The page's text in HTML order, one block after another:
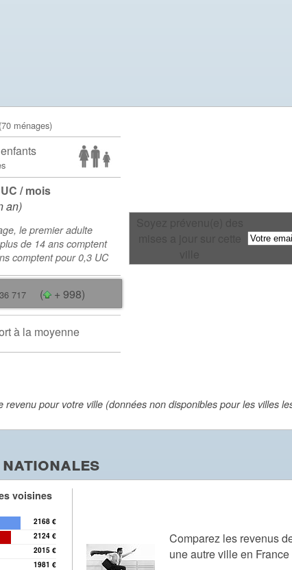
(70 ménages)
/ mois
an)
le premier adulte
de 14 ans comptent
comptent pour 0,3 UC
717 (
+ 998)
à la moyenne
pour votre ville (données non disponibles pour les villes
voisines
2168 €
2124 €
2015 €
1981 €
Comparez les revenus
une autre ville en France